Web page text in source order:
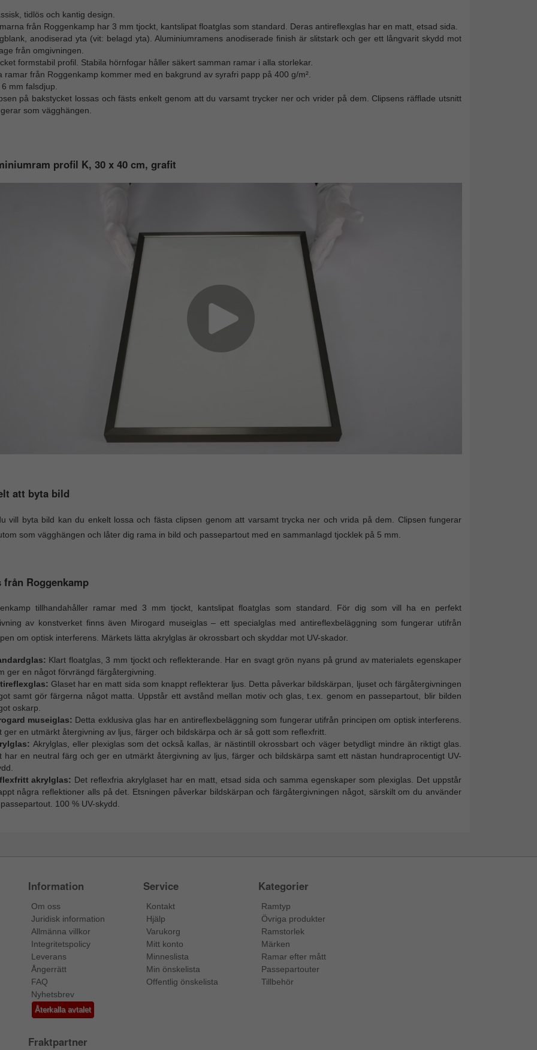
tidlös och kantig design.
från Roggenkamp har 3 mm tjockt, kantslipat floatglas som standard. Deras antireflexglas har en matt, etsad sida.
anodiserad yta (vit: belagd yta). Aluminiumramens anodiserade finish är slitstark och ger ett långvarit skydd mot
från omgivningen.
formstabil profil. Stabila hörnfogar håller säkert samman ramar i alla storlekar.
ramar från Roggenkamp kommer med en bakgrund av syrafri papp på 400 g/m².
mm falsdjup.
på bakstycket lossas och fästs enkelt genom att du varsamt trycker ner och vrider på dem. Clipsens räfflade utsnitt
som vägghängen.
profil K, 30 x 40 cm, grafit
att byta bild
vill byta bild kan du enkelt lossa och fästa clipsen genom att varsamt trycka ner och vrida på dem. Clipsen fungerar
som vägghängen och låter dig rama in bild och passepartout med en sammanlagd tjocklek på 5 mm.
från Roggenkamp
tillhandahåller ramar med 3 mm tjockt, kantslipat floatglas som standard. För dig som vill ha en perfekt
av konstverket finns även Mirogard museiglas – ett specialglas med antireflexbeläggning som fungerar utifrån
om optisk interferens. Märkets lätta akrylglas är okrossbart och skyddar mot UV-skador.
Klart floatglas, 3 mm tjockt och reflekterande. Har en svagt grön nyans på grund av materialets egenskaper
ger en något förvrängd färgåtergivning.
Glaset har en matt sida som knappt reflekterar ljus. Detta påverkar bildskärpan, ljuset och färgåtergivningen
samt gör färgerna något matta. Uppstår ett avstånd mellan motiv och glas, t.ex. genom en passepartout, blir bilden
oskarp.
museiglas: Detta exklusiva glas har en antireflexbeläggning som fungerar utifrån principen om optisk interferens.
ger en utmärkt återgivning av ljus, färger och bildskärpa och är så gott som reflexfritt.
Akrylglas, eller plexiglas som det också kallas, är nästintill okrossbart och väger betydligt mindre än riktigt glas.
har en neutral färg och ger en utmärkt återgivning av ljus, färger och bildskärpa samt ett nästan hundraprocentigt UV-
akrylglas: Det reflexfria akrylglaset har en matt, etsad sida och samma egenskaper som plexiglas. Det uppstår
några reflektioner alls på det. Etsningen påverkar bildskärpan och färgåtergivningen något, särskilt om du använder
100 % UV-skydd.
Information
Om oss
Juridisk information
Allmänna villkor
Integritetspolicy
Leverans
Ångerrätt
FAQ
Nyhetsbrev
Återkalla avtalet
Service
Kontakt
Hjälp
Varukorg
Mitt konto
Minneslista
Min önskelista
Offentlig önskelista
Kategorier
Ramtyp
Övriga produkter
Ramstorlek
Märken
Ramar efter mått
Passepartouter
Tillbehör
Fraktpartner